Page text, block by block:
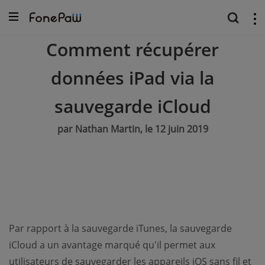
Comment récupérer
données iPad via la
sauvegarde iCloud
par Nathan Martin, le 12 juin 2019
Par rapport à la sauvegarde iTunes, la sauvegarde
iCloud a un avantage marqué qu'il permet aux
utilisateurs de sauvegarder les appareils iOS sans fil et